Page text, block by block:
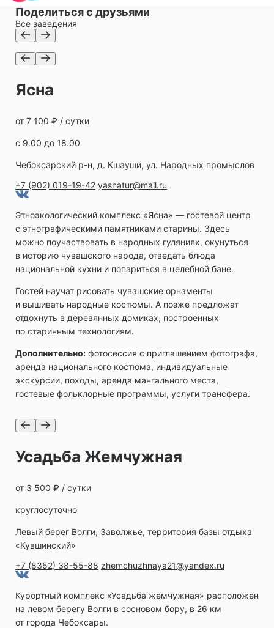
Поделиться с друзьями
Все заведения
Ясна
от 7 100 ₽ / сутки
с 9.00 до 18.00
Чебоксарский р-н, д. Кшауши, ул. Народных промыслов
+7 (902) 019-19-42 yasnatur@mail.ru
Этноэкологический комплекс «Ясна» ― гостевой центр
с этнографическими памятниками старины. Здесь
можно поучаствовать в народных гуляниях, окунуться
в историю чувашского народа, отведать блюда
национальной кухни и попариться в целебной бане.
Гостей научат рисовать чувашские орнаменты
и вышивать народные костюмы. А позже предложат
отдохнуть в деревянных домиках, построенных
по старинным технологиям.
Дополнительно: фотосессия с приглашением фотографа,
аренда национального костюма, индивидуальные
экскурсии, походы, аренда мангального места,
гостевые фольклорные программы, услуги трансфера.
Усадьба Жемчужная
от 3 500 ₽ / сутки
круглосуточно
Левый берег Волги, Заволжье, территория базы отдыха
«Кувшинский»
+7 (8352) 38-55-88 zhemchuzhnaya21@yandex.ru
Курортный комплекс «Усадьба жемчужная» расположен
на левом берегу Волги в сосновом бору, в 26 км
от города Чебоксары.